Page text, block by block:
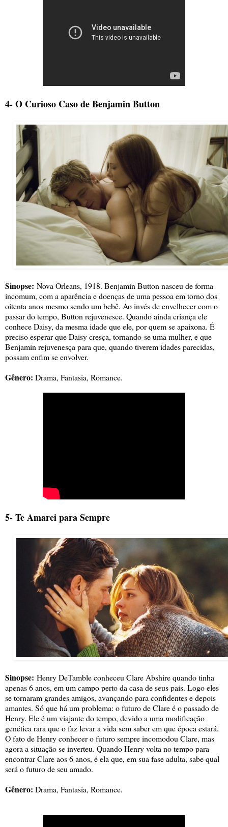
4- O Curioso Caso de Benjamin Button
Sinopse: Nova Orleans, 1918. Benjamin Button nasceu de forma
incomum, com a aparência e doenças de uma pessoa em torno dos
oitenta anos mesmo sendo um bebê. Ao invés de envelhecer com o
passar do tempo, Button rejuvenesce. Quando ainda criança ele
conhece Daisy, da mesma idade que ele, por quem se apaixona. É
preciso esperar que Daisy cresça, tornando-se uma mulher, e que
Benjamin rejuvenesça para que, quando tiverem idades parecidas,
possam enfim se envolver.
Gênero: Drama, Fantasia, Romance.
5- Te Amarei para Sempre
Sinopse: Henry DeTamble conheceu Clare Abshire quando tinha
apenas 6 anos, em um campo perto da casa de seus pais. Logo eles
se tornaram grandes amigos, avançando para confidentes e depois
amantes. Só que há um problema: o futuro de Clare é o passado de
Henry. Ele é um viajante do tempo, devido a uma modificação
genética rara que o faz levar a vida sem saber em que época estará.
O fato de Henry conhecer o futuro sempre incomodou Clare, mas
agora a situação se inverteu. Quando Henry volta no tempo para
encontrar Clare aos 6 anos, é ela que, em sua fase adulta, sabe qual
será o futuro de seu amado.
Gênero: Drama, Fantasia, Romance.